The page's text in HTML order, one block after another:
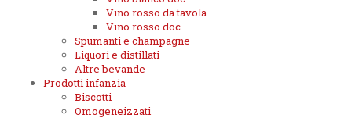
Vino rosso da tavola
Vino rosso doc
Spumanti e champagne
Liquori e distillati
Altre bevande
Prodotti infanzia
Biscotti
Omogeneizzati